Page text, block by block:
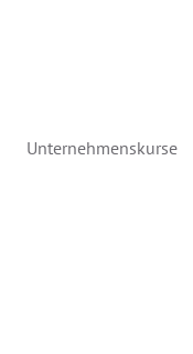
Unternehmenskurse